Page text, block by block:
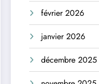
février 2026
janvier 2026
décembre 2025